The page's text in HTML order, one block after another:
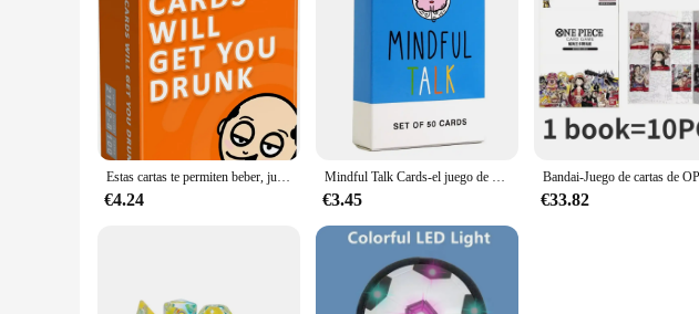
Estas cartas te permiten beber, juego divertido para adultos, fiestas, familiares y amigos
€4.24
Mindful Talk Cards-el juego de cartas conversacionales auténtico y significativo para niños y padres
€3.45 €33.82